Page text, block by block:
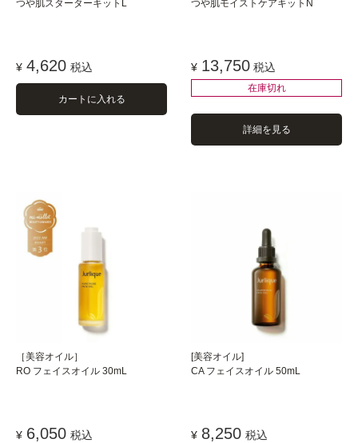
つや肌スターターキットL
¥ 4,620 税込
カートに入れる
つや肌モイストケアキットN
¥ 13,750 税込
在庫切れ
詳細を見る
［美容オイル］
RO フェイスオイル 30mL
¥ 6,050 税込
[美容オイル]
CA フェイスオイル 50mL
¥ 8,250 税込